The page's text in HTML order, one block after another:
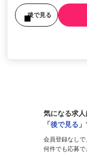
後で見る
気になる求人
「後で見る
会員登録なしで
何件でも応募で